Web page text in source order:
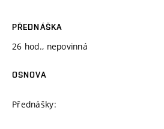
PŘEDNÁŠKA
26 hod., nepovinná
OSNOVA
Přednášky: